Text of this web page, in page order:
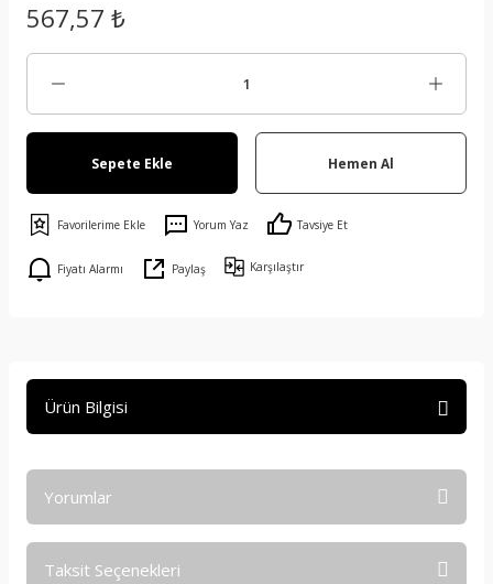
567,57 ₺
Sepete Ekle Hemen Al
Yorum Yaz Tavsiye Et
Fiyatı Alarmı Paylaş Karşılaştır
Ürün Bilgisi
Yorumlar
Taksit Seçenekleri